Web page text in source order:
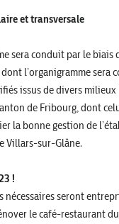
et transversale
sera conduit par le biais
l’organigramme sera
issus de divers milieux
de Fribourg, dont
la bonne gestion de
Villars-sur-Glâne.
!
nécessaires seront
le café-restaurant